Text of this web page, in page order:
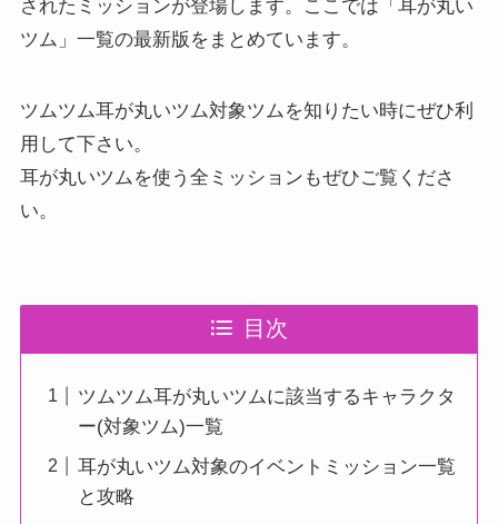
されたミッションが登場します。ここでは「耳が丸い
ツム」一覧の最新版をまとめています。
ツムツム耳が丸いツム対象ツムを知りたい時にぜひ利
用して下さい。
耳が丸いツムを使う全ミッションもぜひご覧くださ
い。
目次
ツムツム耳が丸いツムに該当するキャラクタ
ー(対象ツム)一覧
耳が丸いツム対象のイベントミッション一覧
と攻略